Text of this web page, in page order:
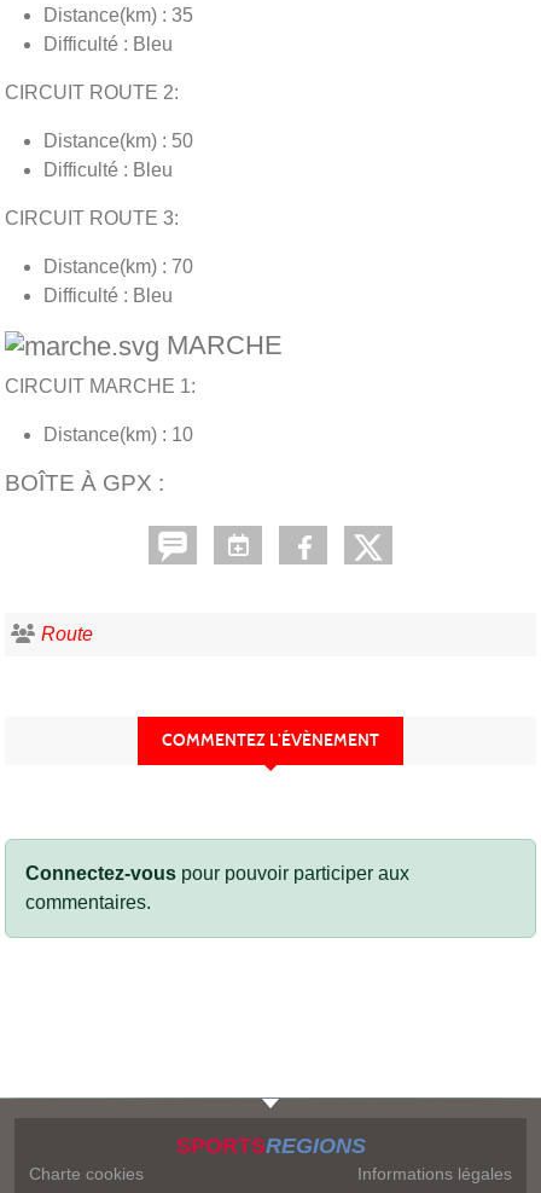
Distance(km) : 35
Difficulté : Bleu
CIRCUIT ROUTE 2:
Distance(km) : 50
Difficulté : Bleu
CIRCUIT ROUTE 3:
Distance(km) : 70
Difficulté : Bleu
MARCHE
CIRCUIT MARCHE 1:
Distance(km) : 10
BOÎTE À GPX :
Route
COMMENTEZ L’ÉVÈNEMENT
Connectez-vous pour pouvoir participer aux
commentaires.
SPORTSREGIONS
Charte cookies Informations légales